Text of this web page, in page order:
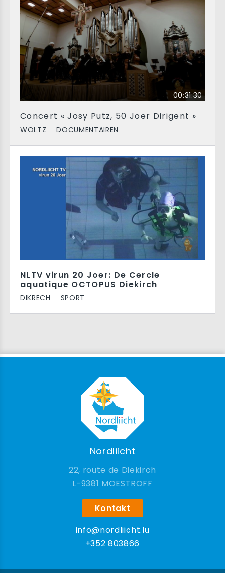
00:31:30
Concert « Josy Putz, 50 Joer Dirigent »
WOLTZ DOCUMENTAIREN
NLTV virun 20 Joer: De Cercle
aquatique OCTOPUS Diekirch
DIKRECH SPORT
Nordliicht
22, route de Diekirch
9381 MOESTROFF
Kontakt
info@nordliicht.lu
+352 803866